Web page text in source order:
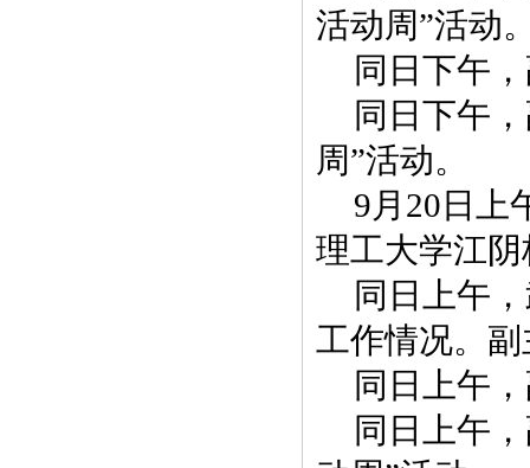
活动周”活动
同日下午
同日下午
周”活动。
9月20日上
理工大学江
同日上午
工作情况。
同日上午
同日上午